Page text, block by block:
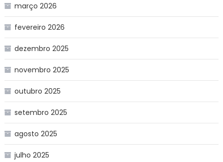
março 2026
fevereiro 2026
dezembro 2025
novembro 2025
outubro 2025
setembro 2025
agosto 2025
julho 2025